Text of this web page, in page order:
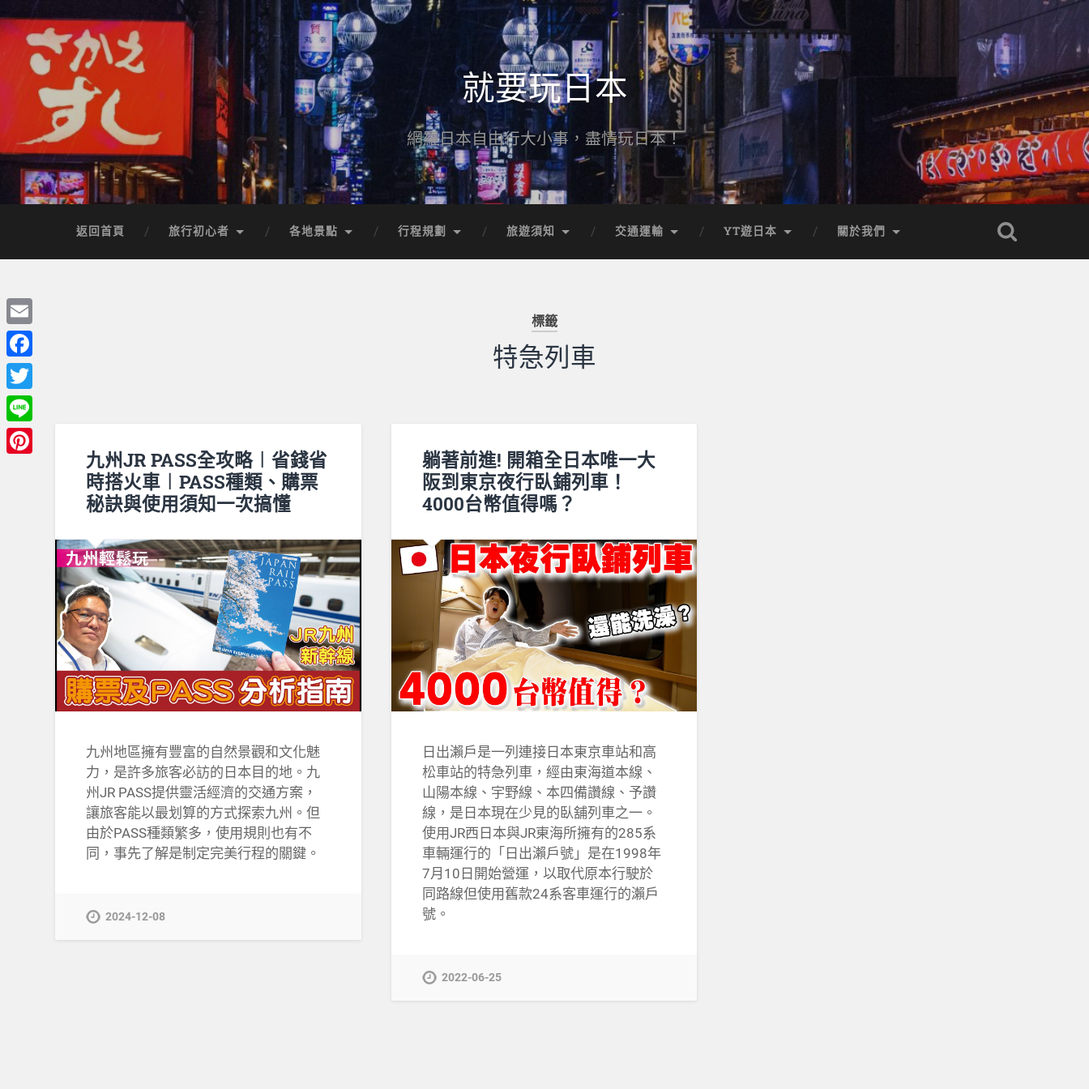
就要玩日本
網羅日本自由行大小事，盡情玩日本！
返回首頁 旅行初心者 各地景點 行程規劃 旅遊須知 交通運輸 YT遊日本 關於我們
標籤
特急列車
九州JR PASS全攻略︱省錢省
時搭火車︱PASS種類、購票
秘訣與使用須知一次搞懂
九州地區擁有豐富的自然景觀和文化魅
力，是許多旅客必訪的日本目的地。九
州JR PASS提供靈活經濟的交通方案，
讓旅客能以最划算的方式探索九州。但
由於PASS種類繁多，使用規則也有不
同，事先了解是制定完美行程的關鍵。
2024-12-08
躺著前進! 開箱全日本唯一大
阪到東京夜行臥鋪列車！
4000台幣值得嗎？
日出瀨戶是一列連接日本東京車站和高
松車站的特急列車，經由東海道本線、
山陽本線、宇野線、本四備讚線、予讚
線，是日本現在少見的臥舖列車之一。
使用JR西日本與JR東海所擁有的285系
車輛運行的「日出瀨戶號」是在1998年
7月10日開始營運，以取代原本行駛於
同路線但使用舊款24系客車運行的瀨戶
號。
2022-06-25
Email
Facebook
Twitter
Line